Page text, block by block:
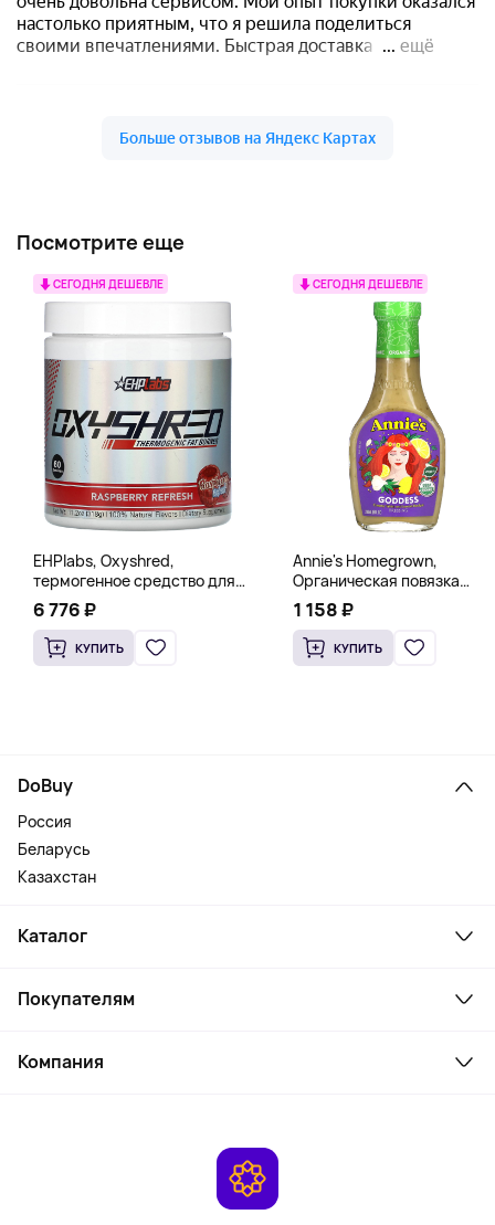
Посмотрите еще
СЕГОДНЯ ДЕШЕВЛЕ
EHPlabs, Oxyshred,
термогенное средство для
сжигания жира, малиновое
освежение, 318 г (11,2 унции)
6 776 ₽
КУПИТЬ
СЕГОДНЯ ДЕШЕВЛЕ
Annie's Homegrown,
Органическая повязка
«Богиня», 236 мл (8 жидк.
унц.)
1 158 ₽
КУПИТЬ
DoBuy
Россия
Беларусь
Казахстан
Каталог
Ноутбуки, мониторы, VR
Косметика и уход
Покупателям
Как заказать
Компания